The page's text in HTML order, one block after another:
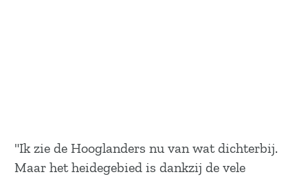
"Ik zie de Hooglanders nu van wat dichterbij.
Maar het heidegebied is dankzij de vele